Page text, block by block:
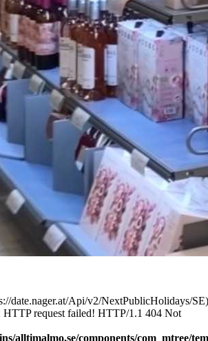
date.nager.at/Api/v2/NextPublicHolidays/
HTTP request failed! HTTP/1.1 404 Not
alltimalmo.se/components/com_mtree/